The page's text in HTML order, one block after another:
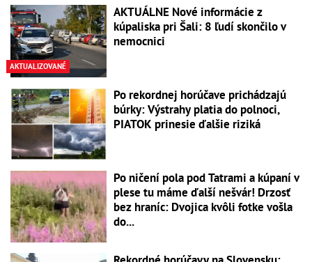
AKTUALIZOVANÉ
AKTUÁLNE Nové informácie z
kúpaliska pri Šali: 8 ľudí skončilo v
nemocnici
Po rekordnej horúčave prichádzajú
búrky: Výstrahy platia do polnoci,
PIATOK prinesie ďalšie riziká
Po ničení pola pod Tatrami a kúpaní v
plese tu máme ďalší nešvár! Drzosť
bez hraníc: Dvojica kvôli fotke vošla
do...